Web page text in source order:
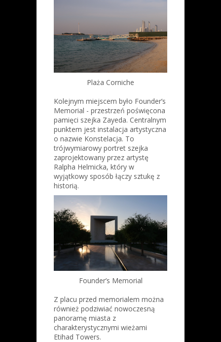
Plaża Corniche
Kolejnym miejscem było Founder’s
Memorial - przestrzeń poświęcona
pamięci szejka Zayeda. Centralnym
punktem jest instalacja artystyczna
o nazwie Konstelacja. To
trójwymiarowy portret szejka
zaprojektowany przez artystę
Ralpha Helmicka, który w
wyjątkowy sposób łączy sztukę z
historią.
Founder’s Memorial
Z placu przed memorialem można
również podziwiać nowoczesną
panoramę miasta z
charakterystycznymi wieżami
Etihad Towers.